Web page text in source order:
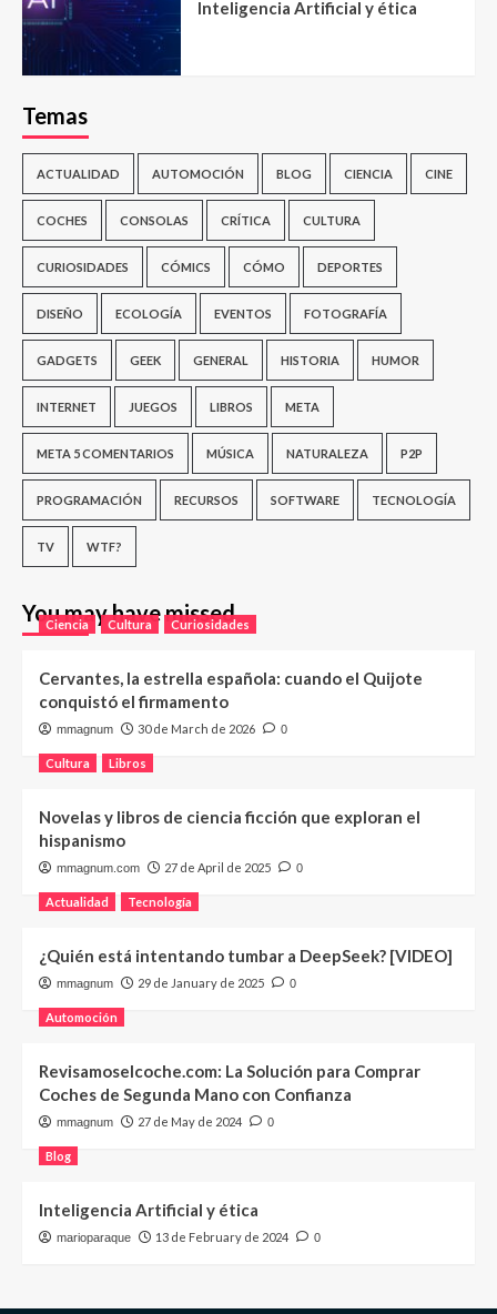
Inteligencia Artificial y ética
Temas
ACTUALIDAD AUTOMOCIÓN BLOG CIENCIA CINE
COCHES CONSOLAS CRÍTICA CULTURA
CURIOSIDADES CÓMICS CÓMO DEPORTES
DISEÑO ECOLOGÍA EVENTOS FOTOGRAFÍA
GADGETS GEEK GENERAL HISTORIA HUMOR
INTERNET JUEGOS LIBROS META
META 5 COMENTARIOS MÚSICA NATURALEZA P2P
PROGRAMACIÓN RECURSOS SOFTWARE TECNOLOGÍA
TV WTF?
You may have missed
Ciencia Cultura Curiosidades
Cervantes, la estrella española: cuando el Quijote
conquistó el firmamento
mmagnum 30 de March de 2026 0
Cultura Libros
Novelas y libros de ciencia ficción que exploran el
hispanismo
mmagnum.com 27 de April de 2025 0
Actualidad Tecnología
¿Quién está intentando tumbar a DeepSeek? [VIDEO]
mmagnum 29 de January de 2025 0
Automoción
Revisamoselcoche.com: La Solución para Comprar
Coches de Segunda Mano con Confianza
mmagnum 27 de May de 2024 0
Blog
Inteligencia Artificial y ética
marioparaque 13 de February de 2024 0